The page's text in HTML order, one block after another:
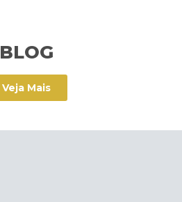
BLOG
Veja Mais